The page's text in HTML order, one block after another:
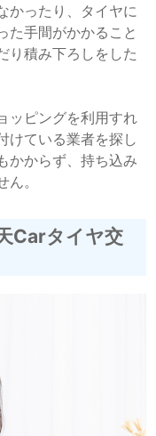
かったり、タイヤに
た手間がかかること
り積み下ろしをした
ッピングを利用すれ
けている業者を探し
かからず、持ち込み
。
Carタイヤ交